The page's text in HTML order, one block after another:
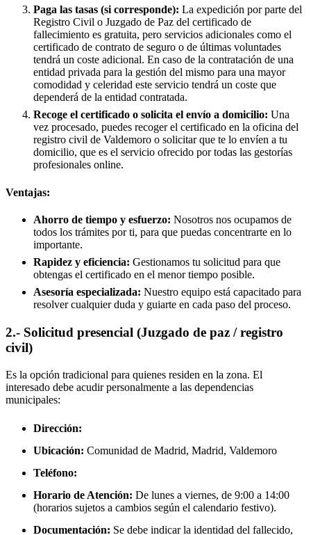
Paga las tasas (si corresponde): La expedición por parte del
Registro Civil o Juzgado de Paz del certificado de
fallecimiento es gratuita, pero servicios adicionales como el
certificado de contrato de seguro o de últimas voluntades
tendrá un coste adicional. En caso de la contratación de una
entidad privada para la gestión del mismo para una mayor
comodidad y celeridad este servicio tendrá un coste que
dependerá de la entidad contratada.
Recoge el certificado o solicita el envío a domicilio: Una
vez procesado, puedes recoger el certificado en la oficina del
registro civil de Valdemoro o solicitar que te lo envíen a tu
domicilio, que es el servicio ofrecido por todas las gestorías
profesionales online.
Ventajas:
Ahorro de tiempo y esfuerzo: Nosotros nos ocupamos de
todos los trámites por ti, para que puedas concentrarte en lo
importante.
Rapidez y eficiencia: Gestionamos tu solicitud para que
obtengas el certificado en el menor tiempo posible.
Asesoría especializada: Nuestro equipo está capacitado para
resolver cualquier duda y guiarte en cada paso del proceso.
2.- Solicitud presencial (Juzgado de paz / registro
civil)
Es la opción tradicional para quienes residen en la zona. El
interesado debe acudir personalmente a las dependencias
municipales:
Dirección:
Ubicación: Comunidad de Madrid, Madrid, Valdemoro
Teléfono:
Horario de Atención: De lunes a viernes, de 9:00 a 14:00
(horarios sujetos a cambios según el calendario festivo).
Documentación: Se debe indicar la identidad del fallecido,